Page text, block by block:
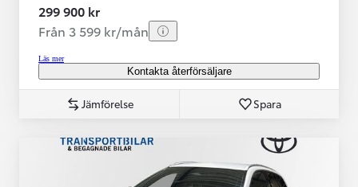
299 900 kr
Från 3 599 kr/mån
Läs mer
Kontakta återförsäljare
Jämförelse Spara